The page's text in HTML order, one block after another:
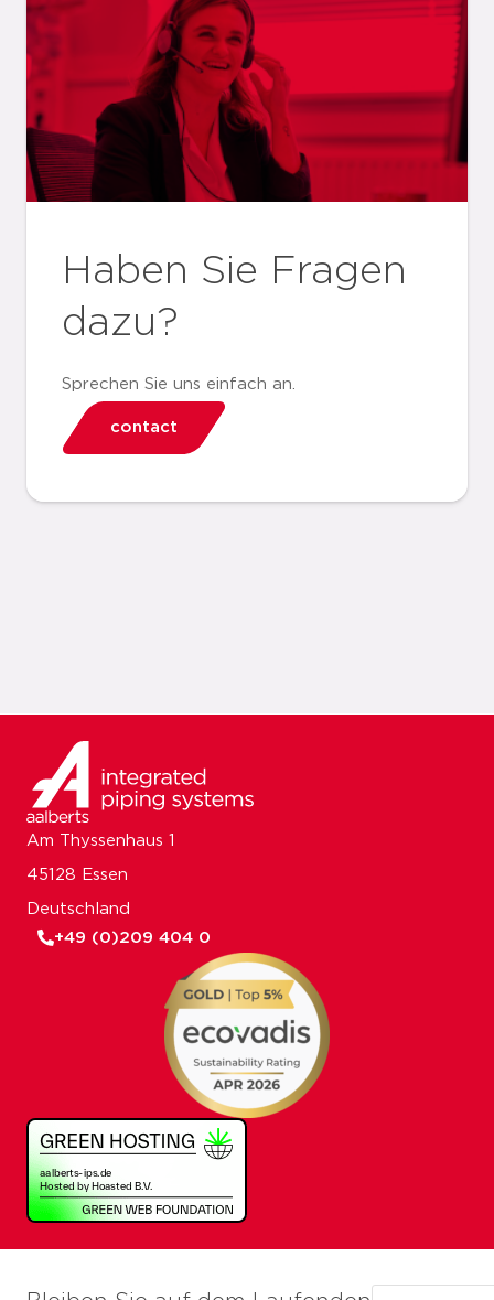
Haben Sie Fragen
dazu?
Sprechen Sie uns einfach an.
contact
Am Thyssenhaus 1
45128 Essen
Deutschland
+49 (0)209 404 0